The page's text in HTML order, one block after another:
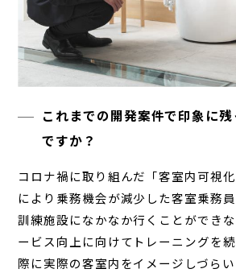
これまでの開発案件で印象に
ですか？
コロナ禍に取り組んだ「客室内可視
により乗務機会が減少した客室乗務
訓練施設になかなか行くことができ
ービス向上に向けてトレーニングを
際に実際の客室内をイメージしづら